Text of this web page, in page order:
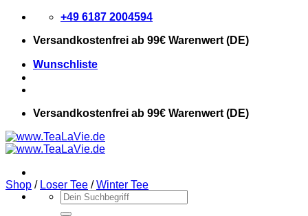
Zum
springen
+49 6187 2004594
Versandkostenfrei ab 99€ Warenwert (DE)
Wunschliste
Versandkostenfrei ab 99€ Warenwert (DE)
Suchen
nach:
Shop / Loser Tee / Winter Tee